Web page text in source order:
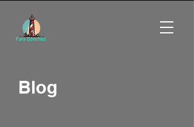
Blog